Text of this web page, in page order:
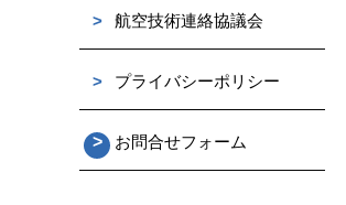
> 航空技術連絡協議会
> プライバシーポリシー
> お問合せフォーム